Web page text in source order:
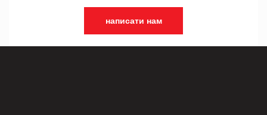
написати нам